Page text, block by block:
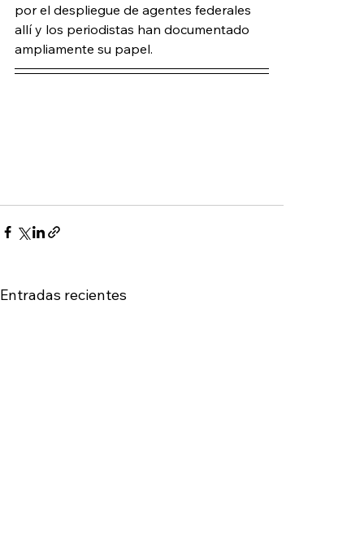
por el despliegue de agentes federales
allí y los periodistas han documentado
ampliamente su papel.
Entradas recientes